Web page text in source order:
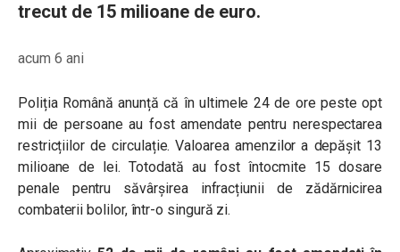
trecut de 15 milioane de euro.
acum 6 ani
Poliția Română anunță că în ultimele 24 de ore peste opt
mii de persoane au fost amendate pentru nerespectarea
restricțiilor de circulație. Valoarea amenzilor a depășit 13
milioane de lei. Totodată au fost întocmite 15 dosare
penale pentru săvârșirea infracțiunii de zădărnicirea
combaterii bolilor, într-o singură zi.